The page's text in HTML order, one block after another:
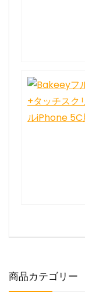
商品カテゴリー